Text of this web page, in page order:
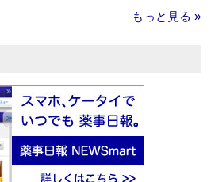
もっと見る »